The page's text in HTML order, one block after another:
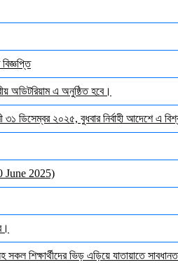
অডিটরিয়াম এ অনুষ্ঠিত হবে।
ডিসেম্বর ২০২৫, বুধবার নির্বাহী আদেশে এ
June 2025)
শিক্ষার্থীদের ভিড় এড়িয়ে যাতায়াতে